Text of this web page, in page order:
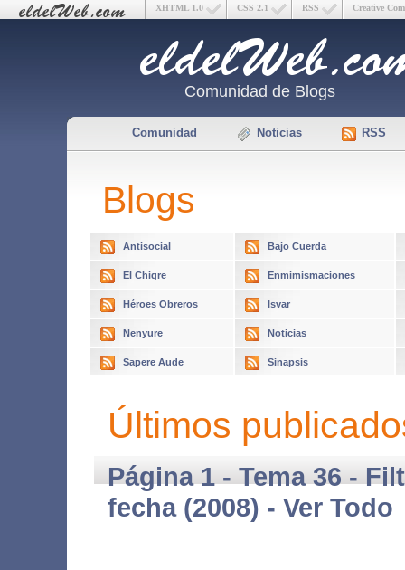
Creative
RSS
CSS 2.1
XHTML 1.0
Comunidad de Blogs
Comunidad Noticias RSS
Blogs
Antisocial Bajo Cuerda
El Chigre Enmimismaciones
Héroes Obreros Isvar
Nenyure Noticias
Sapere Aude Sinapsis
Últimos
Página 1 - Tema 36 -
fecha (2008) - Ver Todo